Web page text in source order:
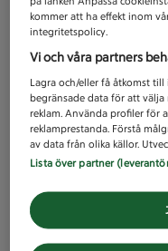
kommer att ha effekt inom
integritetspolicy.
Vi och våra partners
Lagra och/eller få åtkomst
begränsade data för att välja
reklam. Använda profiler för
reklamprestanda. Förstå
av data från olika källor.
Lista över partner